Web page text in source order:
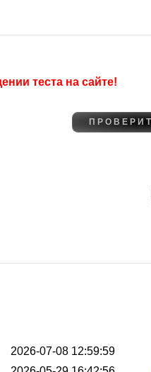
теста на сайте!
2026-07-08 12:59:59